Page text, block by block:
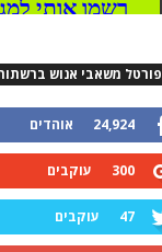
פורטל משאבי אנוש
24,924 אוהדים
300 עוקבים
47 עוקבים